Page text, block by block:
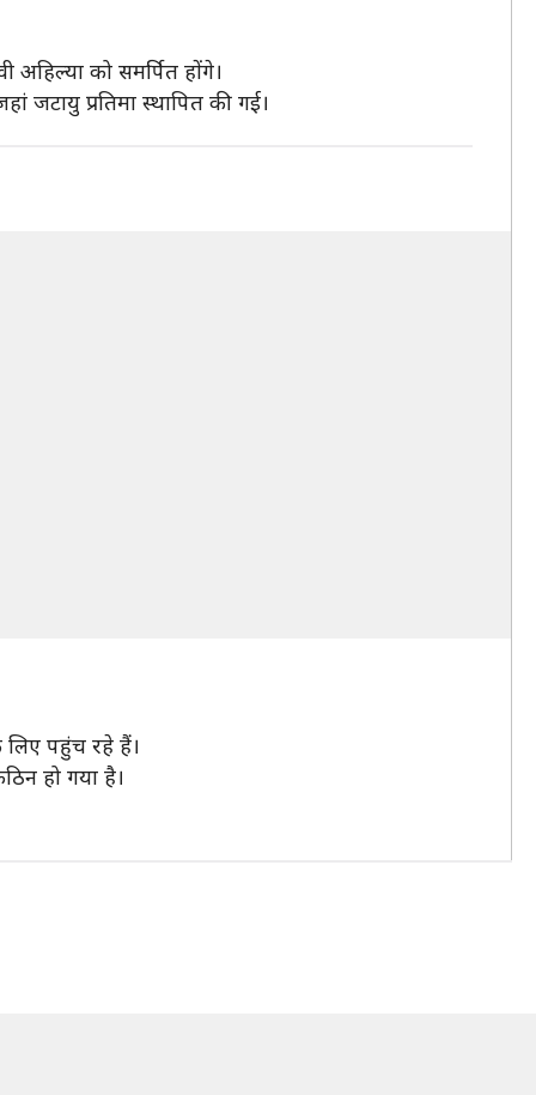
अहिल्या को समर्पित होंगे।
जटायु प्रतिमा स्थापित की गई।
पहुंच रहे हैं।
हो गया है।